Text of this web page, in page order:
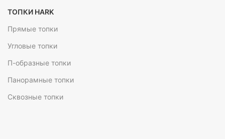
ТОПКИ HARK
Прямые топки
Угловые топки
П-образные топки
Панорамные топки
Сквозные топки